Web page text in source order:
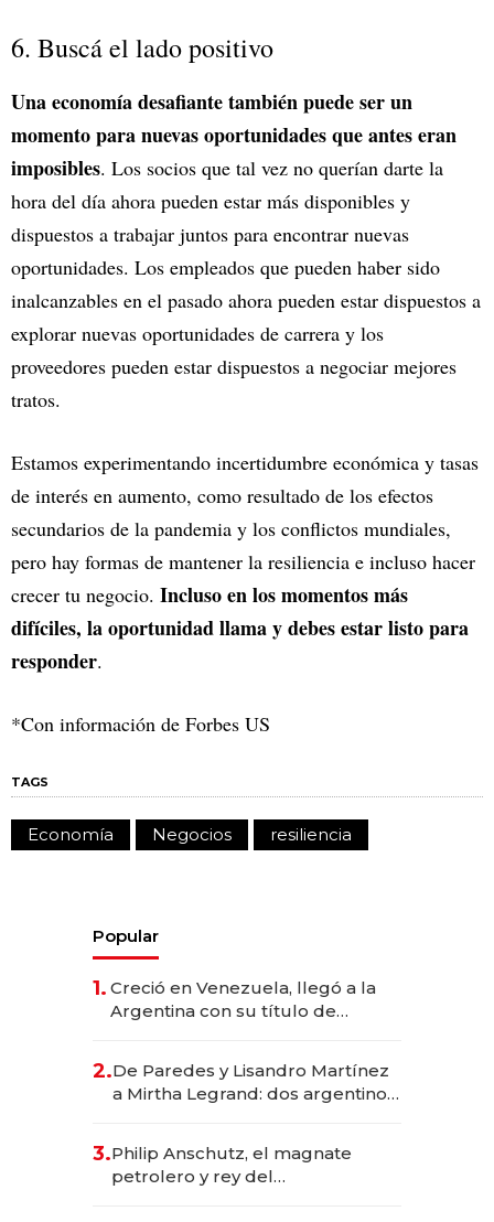
6. Buscá el lado positivo
Una economía desafiante también puede ser un
momento para nuevas oportunidades que antes eran
imposibles. Los socios que tal vez no querían darte la
hora del día ahora pueden estar más disponibles y
dispuestos a trabajar juntos para encontrar nuevas
oportunidades. Los empleados que pueden haber sido
inalcanzables en el pasado ahora pueden estar dispuestos a
explorar nuevas oportunidades de carrera y los
proveedores pueden estar dispuestos a negociar mejores
tratos.
Estamos experimentando incertidumbre económica y tasas
de interés en aumento, como resultado de los efectos
secundarios de la pandemia y los conflictos mundiales,
pero hay formas de mantener la resiliencia e incluso hacer
crecer tu negocio. Incluso en los momentos más
difíciles, la oportunidad llama y debes estar listo para
responder.
*Con información de Forbes US
TAGS
Economía Negocios resiliencia
Popular
1. Creció en Venezuela, llegó a la
Argentina con su título de
las marcas "fast premium"
2.De Paredes y Lisandro Martínez
a Mirtha Legrand: dos argentinos
3.Philip Anschutz, el magnate
petrolero y rey del